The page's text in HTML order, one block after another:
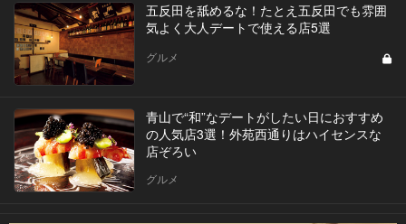
五反田を舐めるな！たとえ五反田でも雰囲
気よく大人デートで使える店5選
グルメ
青山で“和”なデートがしたい日におすすめ
の人気店3選！外苑西通りはハイセンスな
店ぞろい
グルメ